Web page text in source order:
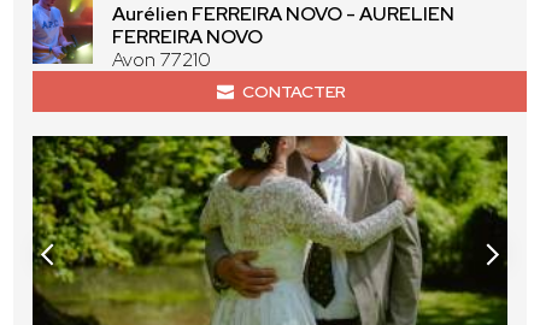
Aurélien FERREIRA NOVO - AURELIEN
FERREIRA NOVO
Avon 77210
CONTACTER